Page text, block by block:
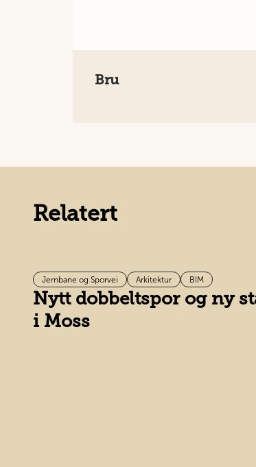
Bru
Relatert
Jernbane og Sporvei Arkitektur BIM
Nytt dobbeltspor og ny
i Moss